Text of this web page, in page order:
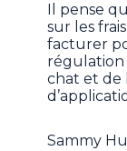
Il pense
sur les
facturer
régulation
chat et de
Sammy